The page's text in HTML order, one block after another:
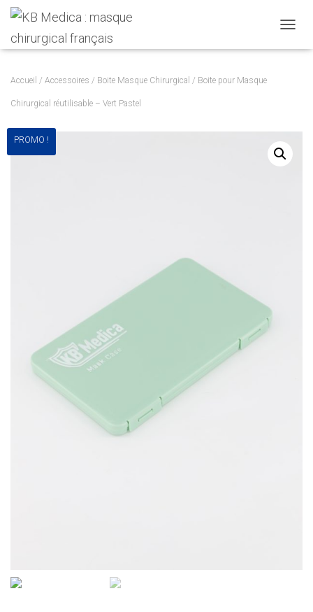
O
Accueil / Accessoires / Boite Masque Chirurgical / Boite pour Masque
Chirurgical réutilisable – Vert Pastel
PROMO !